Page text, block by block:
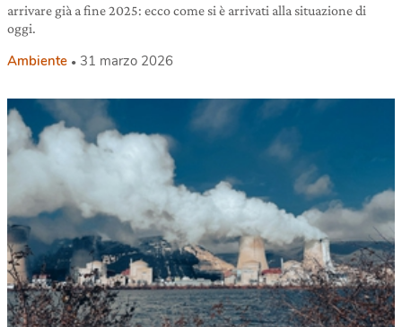
arrivare già a fine 2025: ecco come si è arrivati alla situazione di
oggi.
Ambiente 31 marzo 2026